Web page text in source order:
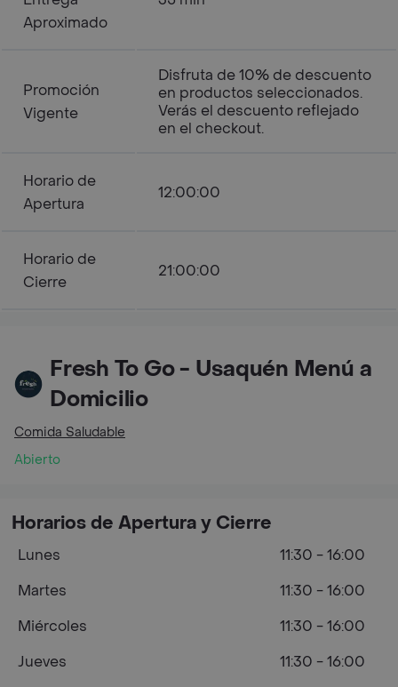
Aproximado
Promoción
Vigente
Disfruta de 10% de descuento
en productos seleccionados.
Verás el descuento reflejado
en el checkout.
Horario de
Apertura
12:00:00
Horario de
Cierre
21:00:00
Fresh To Go - Usaquén Menú a
Domicilio
Comida Saludable
Abierto
Horarios de Apertura y Cierre
Lunes
11:30 - 16:00
Martes
11:30 - 16:00
Miércoles
11:30 - 16:00
Jueves
11:30 - 16:00